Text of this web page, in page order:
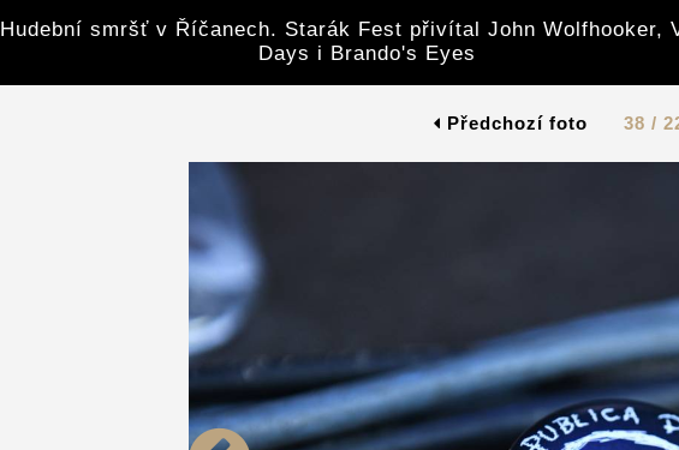
Hudební smršť v Říčanech. Starák Fest přivítal John Wolfhooker,
Days i Brando's Eyes
Předchozí foto 38 /